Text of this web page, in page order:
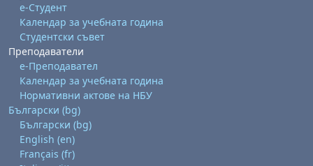
е-Студент
Календар за учебната година
Студентски съвет
Преподаватели
е-Преподавател
Календар за учебната година
Нормативни актове на НБУ
Български ‎(bg)‎
Български ‎(bg)‎
English ‎(en)‎
Français ‎(fr)‎